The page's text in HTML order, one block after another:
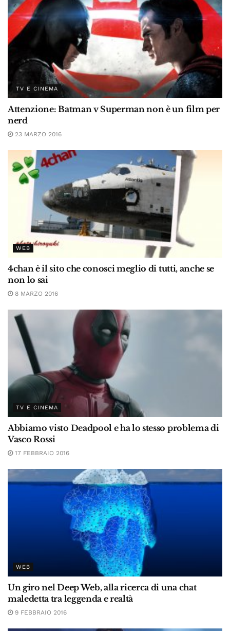
TV E CINEMA
Attenzione: Batman v Superman non è un film per
nerd
23 MARZO 2016
WEB
4chan è il sito che conosci meglio di tutti, anche se
non lo sai
8 MARZO 2016
TV E CINEMA
Abbiamo visto Deadpool e ha lo stesso problema di
Vasco Rossi
17 FEBBRAIO 2016
WEB
Un giro nel Deep Web, alla ricerca di una chat
maledetta tra leggenda e realtà
9 FEBBRAIO 2016